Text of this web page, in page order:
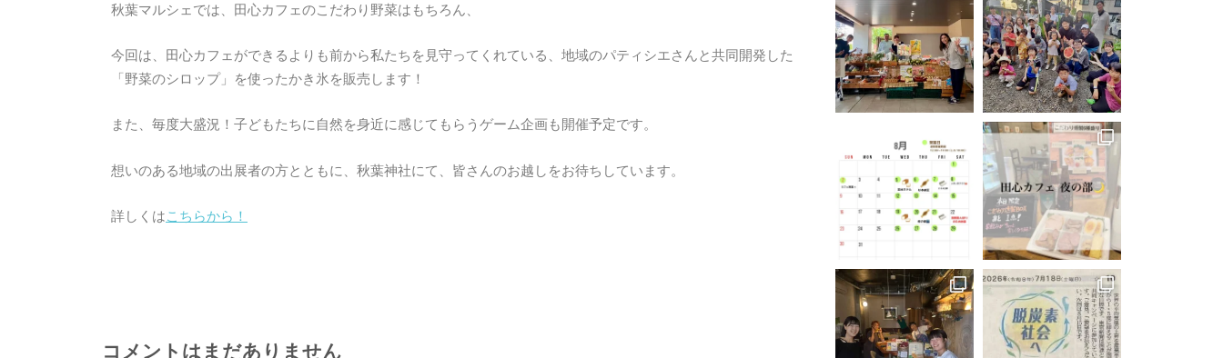
秋葉マルシェでは、田心カフェのこだわり野菜はもちろん、
今回は、田心カフェができるよりも前から私たちを見守ってくれている、地域のパティシエさんと共同開発した
「野菜のシロップ」を使ったかき氷を販売します！
また、毎度大盛況！子どもたちに自然を身近に感じてもらうゲーム企画も開催予定です。
想いのある地域の出展者の方とともに、秋葉神社にて、皆さんのお越しをお待ちしています。
詳しくはこちらから！
コメントはまだありません